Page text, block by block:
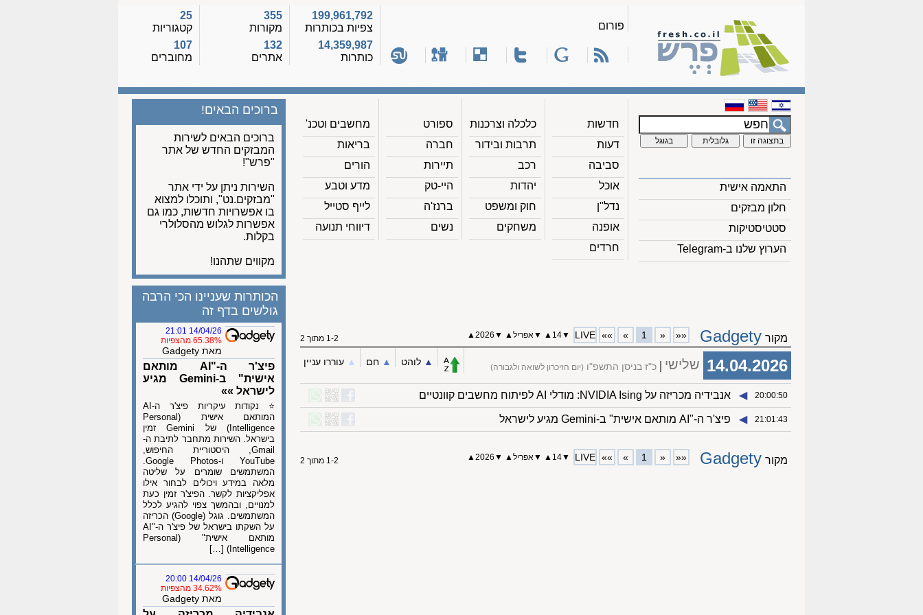
פורום
199,961,792
צפיות בכותרות
14,359,987
כותרות
355
מקורות
132
אתרים
25
קטגוריות
107
מחוברים
התאמה אישית
חלון מבזקים
סטטיסטיקות
הערוץ שלנו ב-Telegram
חדשות
דעות
סביבה
אוכל
נדל"ן
אופנה
חרדים
כלכלה וצרכנות
תרבות ובידור
רכב
יהדות
חוק ומשפט
משחקים
ספורט
חברה
תיירות
היי-טק
ברנז'ה
נשים
מחשבים וטכנ'
בריאות
הורים
מדע וטבע
לייף סטייל
דיווחי תנועה
ברוכים הבאים!
ברוכים הבאים לשירות
המבזקים החדש של אתר
"פרש"!
השירות ניתן על ידי אתר
"מבזקים.נט", ותוכלו למצוא
בו אפשרויות חדשות, כמו גם
אפשרות לגלוש מהסלולרי
בקלות.
מקווים שתהנו!
מקור Gadgety
««
«
1
»
»»
LIVE
▼
14
▲
▼אפריל▲
▼
2026▲ 1-2 מתוך 2
14.04.2026 שלישי כ"ז בניסן התשפ"ו (יום הזיכרון לשואה ולגבורה) ▲︎ לוהט ▲︎ חם ▲︎ עוררו עניין
20:00:50
◀︎ אנבידיה מכריזה על NVIDIA Ising: מודלי AI לפיתוח מחשבים קוונטיים
21:01:43
◀︎ פיצ'ר ה-"AI מותאם אישית" ב-Gemini מגיע לישראל
מקור Gadgety
««
«
1
»
»»
LIVE
▼
14
▲
▼אפריל▲
▼
2026▲ 1-2 מתוך 2
הכותרות שעניינו הכי הרבה
גולשים בדף זה
14/04/26 21:01
65.38% מהצפיות
מאת Gadgety
פיצ'ר ה-"AI מותאם
אישית" ב-Gemini מגיע
לישראל »»
⭐ נקודות עיקריות פיצ'ר ה-AI
המותאם אישית (Personal
Intelligence) של Gemini זמין
בישראל. השירות מתחבר לתיבת ה-
Gmail, היסטוריית החיפוש,
YouTube ו-Google Photos.
המשתמשים שומרים על שליטה
מלאה במידע ויכולים לבחור אילו
אפליקציות לקשר. הפיצ'ר זמין כעת
למנויים, ובהמשך צפוי להגיע לכלל
המשתמשים. גוגל (Google) הכריזה
על השקתו בישראל של פיצ'ר ה-"AI
מותאם אישית" (Personal
Intelligence) […]
14/04/26 20:00
34.62% מהצפיות
מאת Gadgety